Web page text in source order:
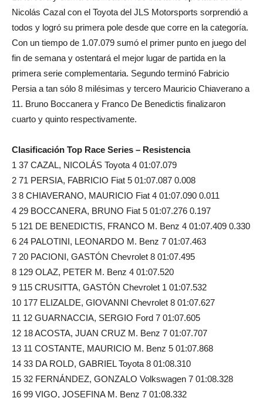
Nicolás Cazal con el Toyota del JLS Motorsports sorprendió a
todos y logró su primera pole desde que corre en la categoría.
Con un tiempo de 1.07.079 sumó el primer punto en juego del
fin de semana y ostentará el mejor lugar de partida en la
primera serie complementaria. Segundo terminó Fabricio
Persia a tan sólo 8 milésimas y tercero Mauricio Chiaverano a
11. Bruno Boccanera y Franco De Benedictis finalizaron
cuarto y quinto respectivamente.
Clasificación Top Race Series – Resistencia
1 37 CAZAL, NICOLÁS Toyota 4 01:07.079
2 71 PERSIA, FABRICIO Fiat 5 01:07.087 0.008
3 8 CHIAVERANO, MAURICIO Fiat 4 01:07.090 0.011
4 29 BOCCANERA, BRUNO Fiat 5 01:07.276 0.197
5 121 DE BENEDICTIS, FRANCO M. Benz 4 01:07.409 0.330
6 24 PALOTINI, LEONARDO M. Benz 7 01:07.463
7 20 PACIONI, GASTÓN Chevrolet 8 01:07.495
8 129 OLAZ, PETER M. Benz 4 01:07.520
9 115 CRUSITTA, GASTÓN Chevrolet 1 01:07.532
10 177 ELIZALDE, GIOVANNI Chevrolet 8 01:07.627
11 12 GUARNACCIA, SERGIO Ford 7 01:07.605
12 18 ACOSTA, JUAN CRUZ M. Benz 7 01:07.707
13 11 COSTANTE, MAURICIO M. Benz 5 01:07.868
14 33 DA ROLD, GABRIEL Toyota 8 01:08.310
15 32 FERNÁNDEZ, GONZALO Volkswagen 7 01:08.328
16 99 VIGO, JOSEFINA M. Benz 7 01:08.332